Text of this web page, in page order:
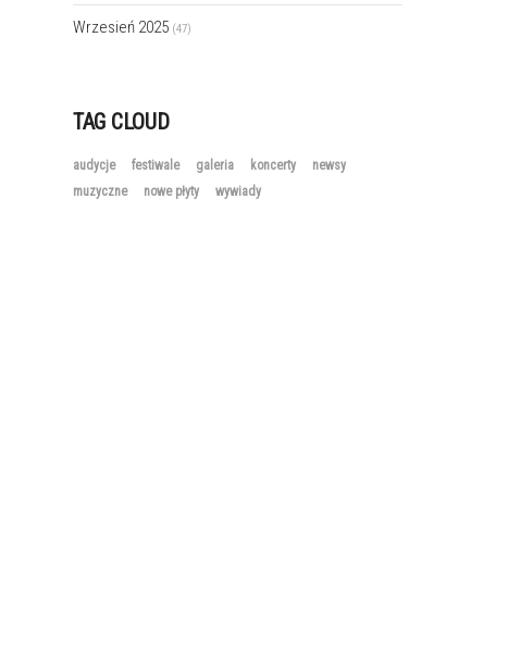
Wrzesień 2025 (47)
TAG CLOUD
audycje festiwale galeria koncerty
newsy
muzyczne
nowe płyty wywiady